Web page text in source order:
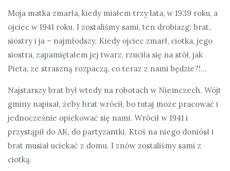
Moja matka zmarła, kiedy miałem trzy lata, w 1939 roku, a
ojciec w 1941 roku. I zostaliśmy sami, ten drobiazg: brat,
siostry i ja – najmłodszy. Kiedy ojciec zmarł, ciotka, jego
siostra, zapamiętałem jej twarz, rzuciła się na stół, jak
Pieta, ze straszną rozpaczą, co teraz z nami będzie?!…
Najstarszy brat był wtedy na robotach w Niemczech. Wójt
gminy napisał, żeby brat wrócił, bo tutaj może pracować i
jednocześnie opiekować się nami. Wrócił w 1941 i
przystąpił do AK, do partyzantki. Ktoś na niego doniósł i
brat musiał uciekać z domu. I znów zostaliśmy sami z
ciotką.